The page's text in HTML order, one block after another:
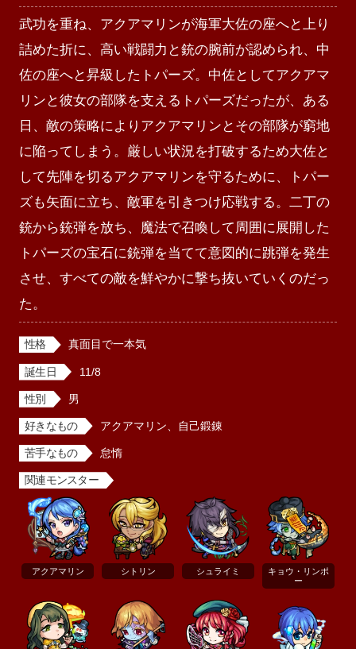
武功を重ね、アクアマリンが海軍大佐の座へと上り
詰めた折に、高い戦闘力と銃の腕前が認められ、中
佐の座へと昇級したトパーズ。中佐としてアクアマ
リンと彼女の部隊を支えるトパーズだったが、ある
日、敵の策略によりアクアマリンとその部隊が窮地
に陥ってしまう。厳しい状況を打破するため大佐と
して先陣を切るアクアマリンを守るために、トパー
ズも矢面に立ち、敵軍を引きつけ応戦する。二丁の
銃から銃弾を放ち、魔法で召喚して周囲に展開した
トパーズの宝石に銃弾を当てて意図的に跳弾を発生
させ、すべての敵を鮮やかに撃ち抜いていくのだっ
た。
性格 真面目で一本気
誕生日 11/8
性別 男
好きなもの アクアマリン、自己鍛錬
苦手なもの 怠惰
関連モンスター
アクアマリン シトリン シュライミ
キョウ・リンポ
ー